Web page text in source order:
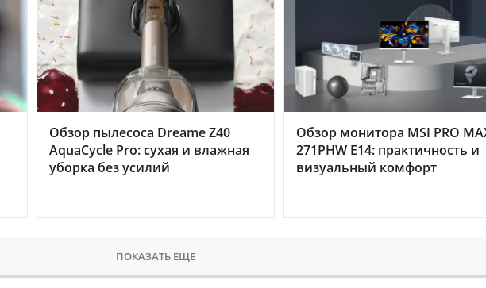
Обзор пылесоса Dreame Z40
AquaCycle Pro: сухая и влажная
уборка без усилий
Обзор монитора MSI PRO
271PHW E14: практичность и
визуальный комфорт
ПОКАЗАТЬ ЕЩЕ